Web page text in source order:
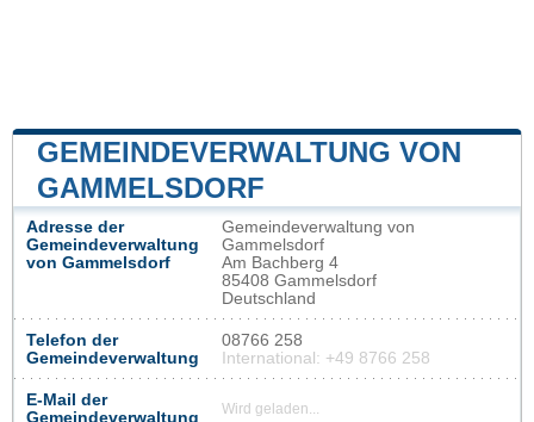
GEMEINDEVERWALTUNG VON
GAMMELSDORF
Adresse der
Gemeindeverwaltung
von Gammelsdorf
Gemeindeverwaltung von
Gammelsdorf
Am Bachberg 4
85408 Gammelsdorf
Deutschland
Telefon der
Gemeindeverwaltung
08766 258
International: +49 8766 258
E-Mail der
Gemeindeverwaltung
Wird geladen...